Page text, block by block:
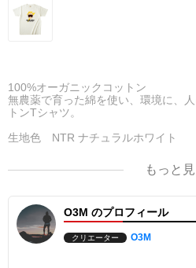
100%オーガニックコットン
無農薬で育った綿を使い、環境に、
トンTシャツ。
生地色 NTR ナチュラルホワイト
繊維製品ですので、1〜2cmの誤差が
単位:cm
サイズ S M L XL
身丈（cm） 65 68 71 74
身幅（cm） 48 52 56 60
もっと
O3M のプロフィール
クリエーター O3M